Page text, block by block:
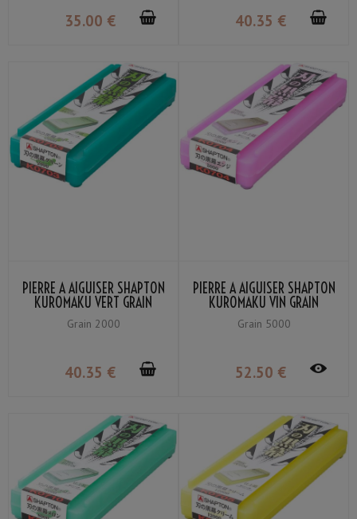
35.00 € 40.35 €
PIERRE À AIGUISER SHAPTON
KUROMAKU VERT GRAIN
#2000
Grain 2000
40.35 €
PIERRE À AIGUISER SHAPTON
KUROMAKU VIN GRAIN
#5000
Grain 5000
52.50 €